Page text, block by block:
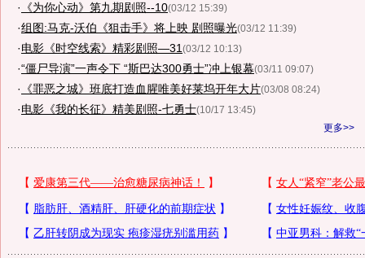
· 《为你心动》第九期剧照--10(03/12 15:39)
·组图:马克-沃伯《狙击手》将上映 剧照曝光(03/12 11:39)
·电影《时空线索》精彩剧照—31 (03/12 10:13)
·“僵尸导演”一声令下 “斯巴达300勇士”冲上银幕(03/11 09:07)
· 《罪恶之城》班底打造血腥唯美好莱坞开年大片(03/08 08:24)
·电影《我的长征》精美剧照-七勇士(10/17 13:45)
更多>>